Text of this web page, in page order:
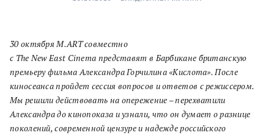
30 октябряM.ARTсовместно
с The New East Cinema представят в Барбикане британскую
премьеру фильма Александра Горчилина «Кислота».После
киносеанса пройдет сессия вопросов и ответов с режиссером.
Мы решили действовать на опережение – перехватили
Александра до кинопоказа и узнали, что он думает о разнице
поколений, современной цензуре и надежде российского